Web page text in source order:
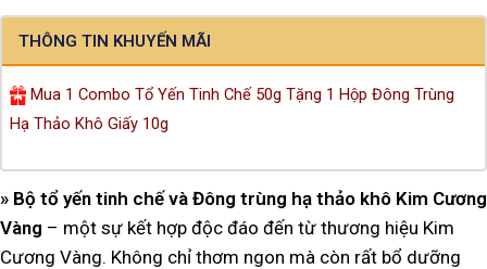
THÔNG TIN KHUYẾN MÃI
Mua 1 Combo Tổ Yến Tinh Chế 50g Tặng 1 Hộp Đông Trùng
Hạ Thảo Khô Giấy 10g
» Bộ tổ yến tinh chế và Đông trùng hạ thảo khô Kim Cương
Vàng – một sự kết hợp độc đáo đến từ thương hiệu Kim
Cương Vàng. Không chỉ thơm ngon mà còn rất bổ dưỡng